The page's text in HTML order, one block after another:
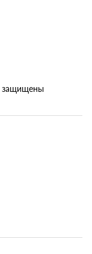
защищены